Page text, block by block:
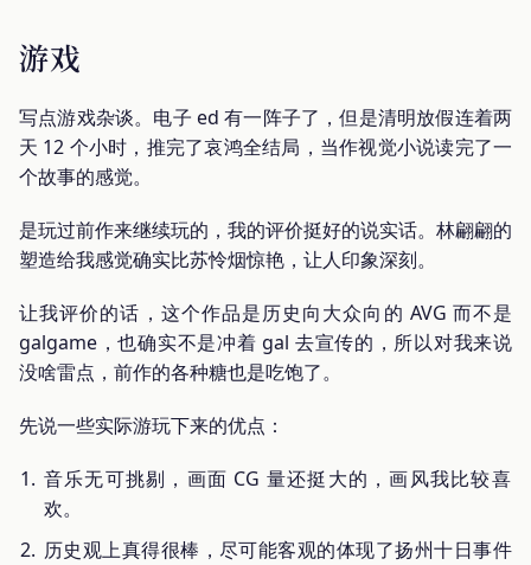
游戏
写点游戏杂谈。电子 ed 有一阵子了，但是清明放假连着两
天 12 个小时，推完了哀鸿全结局，当作视觉小说读完了一
个故事的感觉。
是玩过前作来继续玩的，我的评价挺好的说实话。林翩翩的
塑造给我感觉确实比苏怜烟惊艳，让人印象深刻。
让我评价的话，这个作品是历史向大众向的 AVG 而不是
galgame，也确实不是冲着 gal 去宣传的，所以对我来说
没啥雷点，前作的各种糖也是吃饱了。
先说一些实际游玩下来的优点：
音乐无可挑剔，画面 CG 量还挺大的，画风我比较喜
欢。
历史观上真得很棒，尽可能客观的体现了扬州十日事件